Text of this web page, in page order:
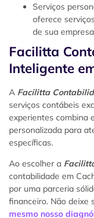
Serviços
oferece
de sua
Facilitta
Inteligente
A Facilitta
serviços contábeis
experientes combina
personalizada para
específicas.
Ao escolher a
contabilidade em
por uma parceria
financeiro. Não deixe
mesmo nosso